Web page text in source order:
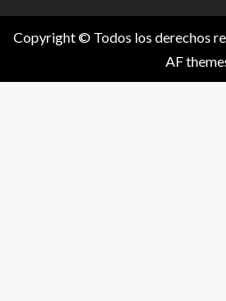
Copyright © Todos los derechos
AF